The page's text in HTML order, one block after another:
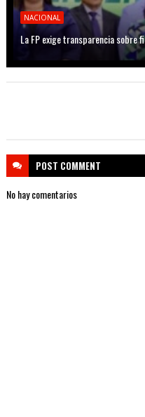
NACIONAL
La FP exige transparencia
POST COMMENT
No hay comentarios